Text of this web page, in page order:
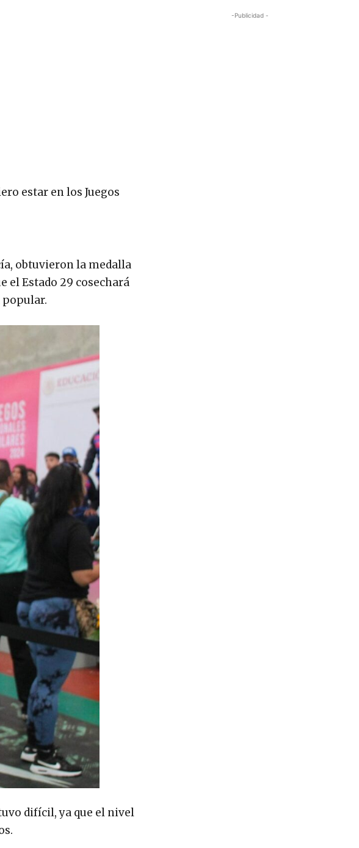
estar en los Juegos
obtuvieron la medalla
el Estado 29 cosechará
popular.
difícil, ya que el nivel
-Publicidad -